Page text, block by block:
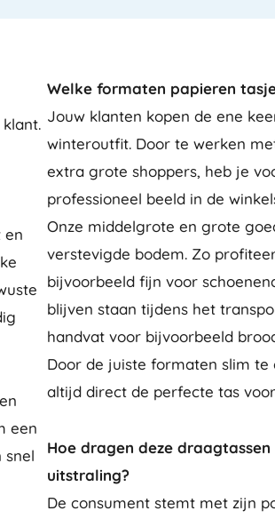
en
een
snel
Welke formaten papieren
Jouw klanten kopen de ene
winteroutfit. Door te werken
extra grote shoppers, heb je
professioneel beeld in de
Onze middelgrote en grote
verstevigde bodem. Zo
bijvoorbeeld fijn voor
blijven staan tijdens het
handvat voor bijvoorbeeld
Door de juiste formaten slim
altijd direct de perfecte tas
Hoe dragen deze
uitstraling?
De consument stemt met zijn